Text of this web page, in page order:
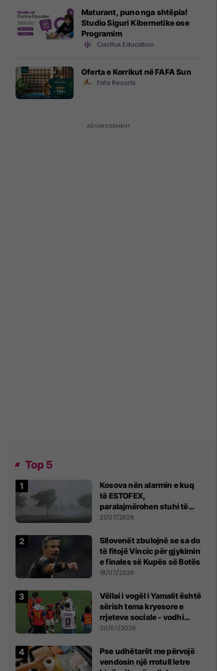
Maturant, puno nga shtëpia!
Studio Siguri Kibernetike ose
Programim
Cacttus Education
Oferta e Korrikut në FAFA Sun
Fafa Resorts
Top 5
Kosova nën alarmin e kuq
të ESTOFEX,
paralajmërohen stuhi të
fuqishme me breshër dhe
21/07/2026
Sllovenët zbulojnë se sa do
të fitojë Vincic për gjykimin
e finales së Kupës së Botës
18/07/2026
Vëllai i vogël i Yamalit është
sërish tema kryesore e
rrjeteve sociale - vodhi
vëmendjen pas finales së
20/07/2026
Pse udhëtarët me përvojë
vendosin një rrotull letre